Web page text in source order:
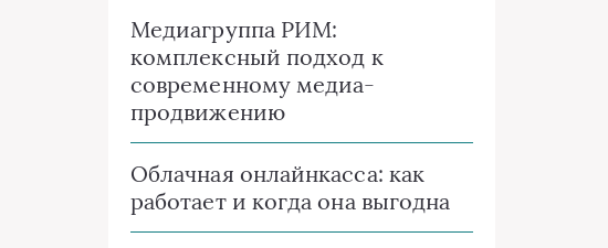
Медиагруппа РИМ:
комплексный подход к
современному медиа-
продвижению
Облачная онлайнкасса: как
работает и когда она выгодна